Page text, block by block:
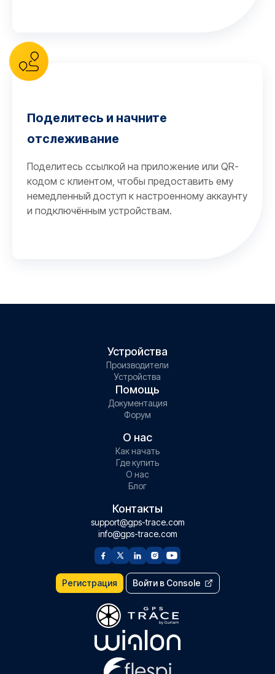
Поделитесь и начните
отслеживание
Поделитесь ссылкой на приложение или QR-
кодом с клиентом, чтобы предоставить ему
немедленный доступ к настроенному аккаунту
и подключённым устройствам.
Устройства
Производители
Устройства
Помощь
Документация
Форум
О нас
Как начать
Где купить
О нас
Блог
Контакты
support@gps-trace.com
info@gps-trace.com
Регистрация Войти в Console